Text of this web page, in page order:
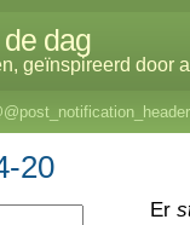
dag
geïnspireerd door
20
Er